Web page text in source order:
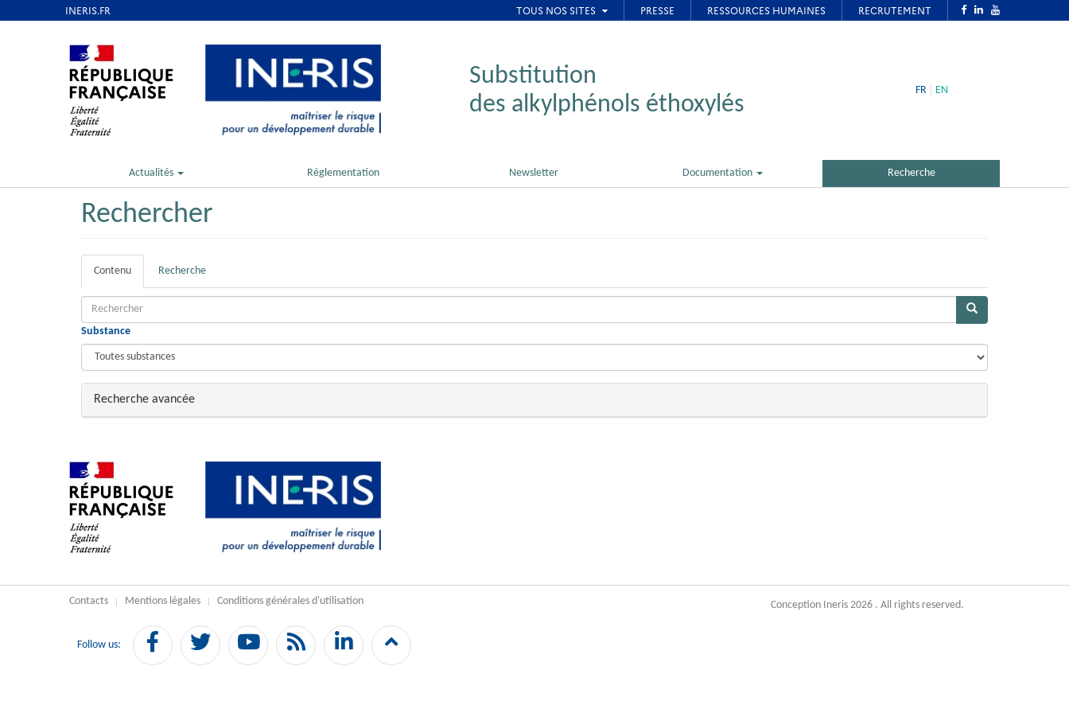
Substitution
des alkylphénols éthoxylés
FR EN
Actualités Réglementation Newsletter Documentation Recherche
Rechercher
Onglets
principaux
Contenu (onglet
actif)
Recherche
Substance
Rechercher
Masquer
Recherche avancée
Contacts Mentions légales Conditions générales d'utilisation Conception Ineris 2026 . All rights reserved.
Follow us: FacebookTwitterYouTube
Flux
RSS
LinkedIn
Back
to